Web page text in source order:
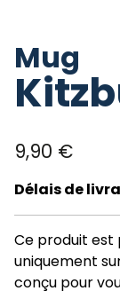
Mug
9,90 €
Délais de
Ce produit est
uniquement
conçu pour